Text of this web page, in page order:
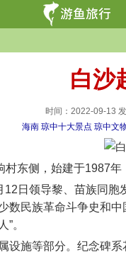
白沙
时间：2022-09-13
海南 琼中十大景点 琼中文
侧，始建于1987年
领导黎、苗族同胞
民族革命斗争史和
。
等部分。纪念碑系